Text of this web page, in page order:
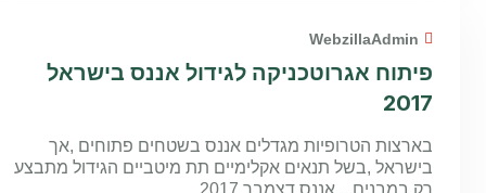
WebzillaAdmin
פיתוח אגרוטכניקה לגידול אננס בישראל
2017
בארצות הטרופיות מגדלים אננס בשטחים פתוחים ,אך
בישראל ,בשל תנאים אקלימיים תת מיטביים הגידול מתבצע
רק במבנים... אננס דצמבר 2017